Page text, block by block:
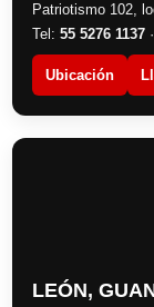
Patriotismo 102,
Tel: 55 5276 1137
Ubicación
LEÓN,